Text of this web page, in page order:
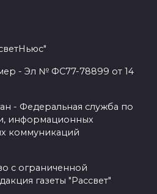
- Эл № ФС77-78899 от 14
- Федеральная служба по
информационных
коммуникаций
с ограниченной
газеты "Рассвет"